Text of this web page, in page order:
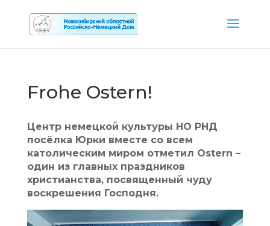
Frohe Ostern!
Центр немецкой культуры НО РНД
посёлка Юрки вместе со всем
католическим миром отметил Ostern –
один из главных праздников
христианства, посвященный чуду
воскрешения Господня.